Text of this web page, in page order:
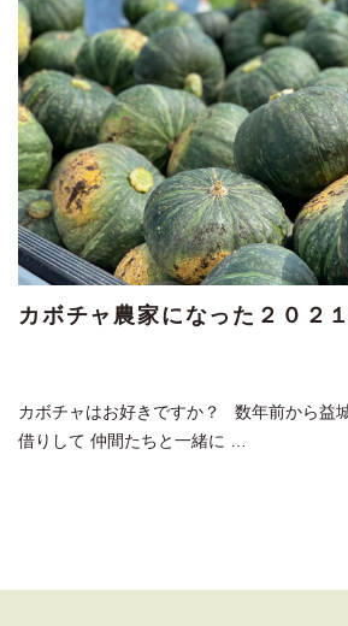
カボチャ農家になった２０２１
カボチャはお好きですか？ 数年前から益
借りして 仲間たちと一緒に …